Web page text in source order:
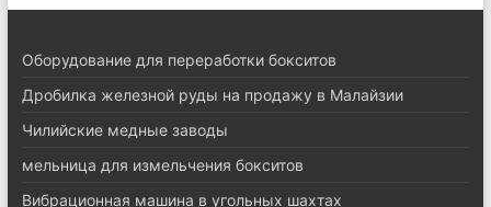
Оборудование для переработки бокситов
Дробилка железной руды на продажу в Малайзии
Чилийские медные заводы
мельница для измельчения бокситов
Вибрационная машина в угольных шахтах